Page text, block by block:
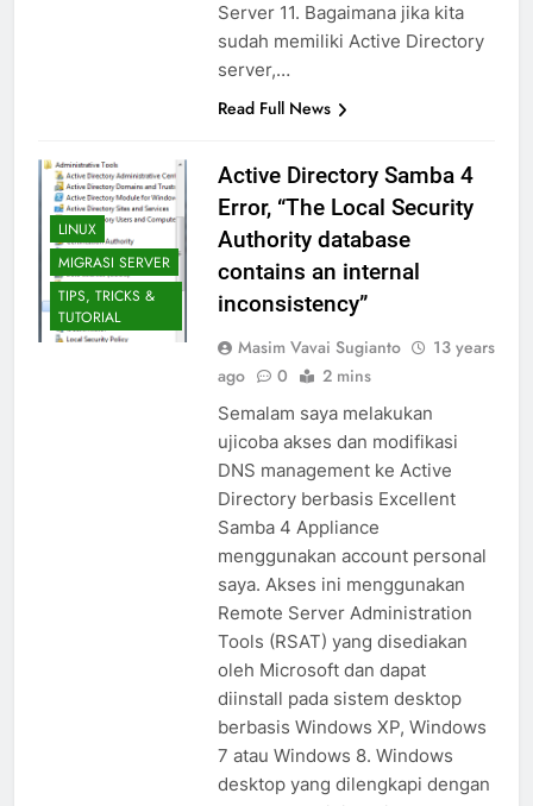
Server 11. Bagaimana jika kita
sudah memiliki Active Directory
server,…
Read Full News
LINUX
MIGRASI SERVER
TIPS, TRICKS &
TUTORIAL
Active Directory Samba 4
Error, “The Local Security
Authority database
contains an internal
inconsistency”
Masim Vavai Sugianto
13 years
ago
0 2 mins
Semalam saya melakukan
ujicoba akses dan modifikasi
DNS management ke Active
Directory berbasis Excellent
Samba 4 Appliance
menggunakan account personal
saya. Akses ini menggunakan
Remote Server Administration
Tools (RSAT) yang disediakan
oleh Microsoft dan dapat
diinstall pada sistem desktop
berbasis Windows XP, Windows
7 atau Windows 8. Windows
desktop yang dilengkapi dengan